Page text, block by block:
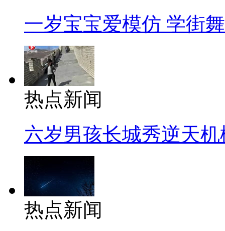
一岁宝宝爱模仿 学街
热点新闻
六岁男孩长城秀逆天机
热点新闻